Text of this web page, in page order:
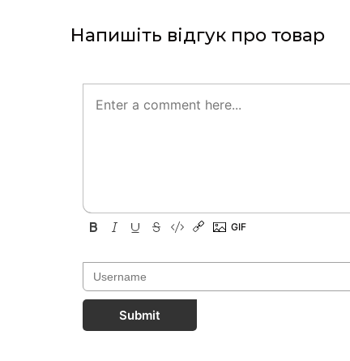
Напишіть відгук про товар
Submit